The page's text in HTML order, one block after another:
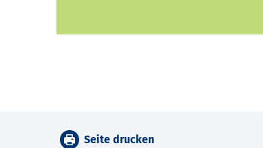
Seite drucken